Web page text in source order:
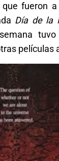
fueron
Día de la
tuvo
películas